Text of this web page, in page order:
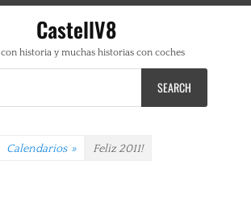
CastellV8
historia y muchas historias con coches
Calendarios » Feliz 2011!